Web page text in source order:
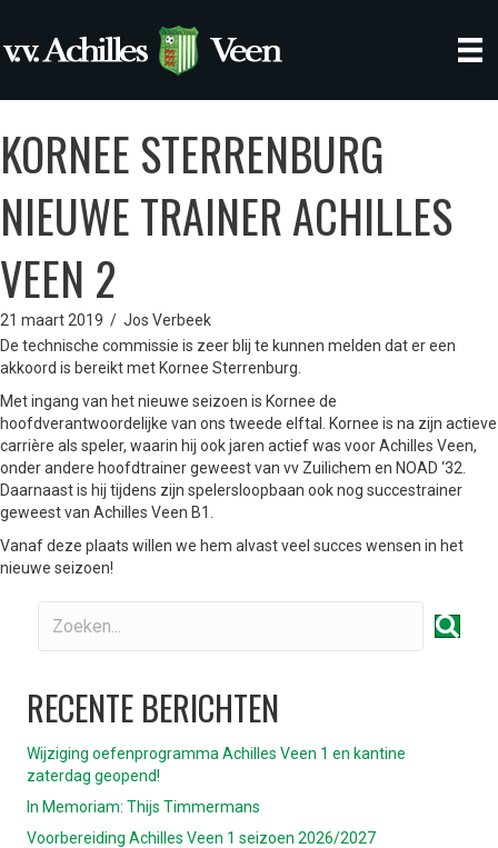
KORNEE STERRENBURG
NIEUWE TRAINER ACHILLES
VEEN 2
21 maart 2019 / Jos Verbeek
De technische commissie is zeer blij te kunnen melden dat er een
akkoord is bereikt met Kornee Sterrenburg.
Met ingang van het nieuwe seizoen is Kornee de
hoofdverantwoordelijke van ons tweede elftal. Kornee is na zijn actieve
carrière als speler, waarin hij ook jaren actief was voor Achilles Veen,
onder andere hoofdtrainer geweest van vv Zuilichem en NOAD ‘32.
Daarnaast is hij tijdens zijn spelersloopbaan ook nog succestrainer
geweest van Achilles Veen B1.
Vanaf deze plaats willen we hem alvast veel succes wensen in het
nieuwe seizoen!
RECENTE BERICHTEN
Wijziging oefenprogramma Achilles Veen 1 en kantine
zaterdag geopend!
In Memoriam: Thijs Timmermans
Voorbereiding Achilles Veen 1 seizoen 2026/2027